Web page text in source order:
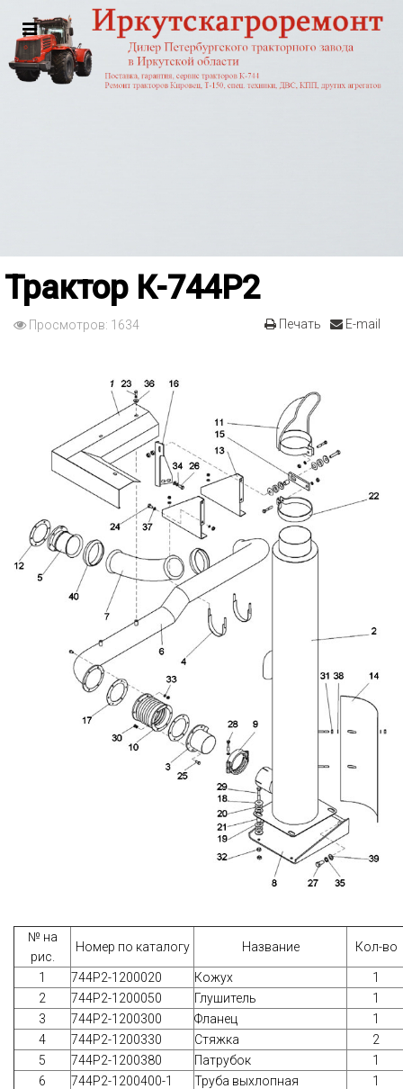
Трактор К-744Р2
Печать E-mail
Просмотров: 1634
№ на
рис.
Номер по каталогу Название Кол-во
1 744Р2-1200020 Кожух
1
2
744Р2-1200050 Глушитель
1
3
744Р2-1200300 Фланец
1
4
744Р2-1200330 Стяжка
2
5
744Р2-1200380 Патрубок
1
6
744Р2-1200400-1 Труба выхлопная
1